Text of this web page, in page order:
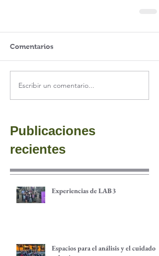
Comentarios
Escribir un comentario...
Publicaciones
recientes
Experiencias de LAB3
Espacios para el análisis y el cuidado